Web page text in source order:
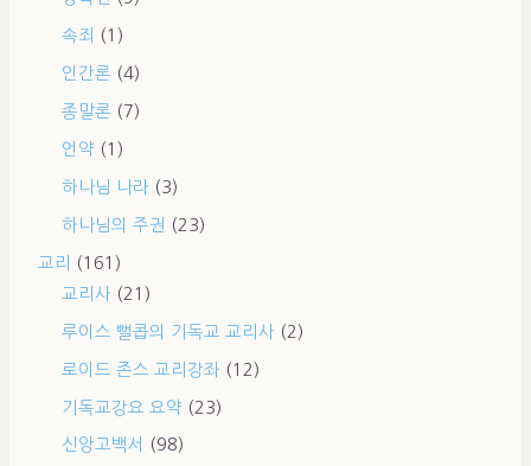
속죄 (1)
인간론 (4)
종말론 (7)
언약 (1)
하나님 나라 (3)
하나님의 주권 (23)
교리
(161)
교리사 (21)
루이스 뻘콥의 기독교 교리사 (2)
로이드 존스 교리강좌 (12)
기독교강요 요약 (23)
신앙고백서
(98)